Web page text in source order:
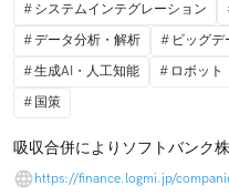
システムインテグレーション
データ分析・解析
ビッグデ
生成AI・人工知能
ロボット
国策
吸収合併によりソフトバンク
https://finance.logmi.jp/